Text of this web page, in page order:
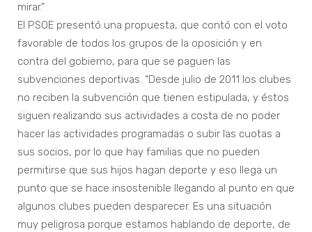
mirar.”
El PSOE presentó una propuesta, que contó con el voto
favorable de todos los grupos de la oposición y en
contra del gobierno, para que se paguen las
subvenciones deportivas. “Desde julio de 2011 los clubes
no reciben la subvención que tienen estipulada, y éstos
siguen realizando sus actividades a costa de no poder
hacer las actividades programadas o subir las cuotas a
sus socios, por lo que hay familias que no pueden
permitirse que sus hijos hagan deporte y eso llega un
punto que se hace insostenible llegando al punto en que
algunos clubes pueden desparecer. Es una situación
muy peligrosa porque estamos hablando de deporte, de